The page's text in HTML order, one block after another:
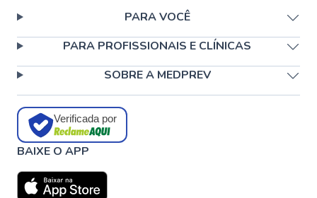
PARA VOCÊ
PARA PROFISSIONAIS E CLÍNICAS
SOBRE A MEDPREV
Verificada por
BAIXE O APP